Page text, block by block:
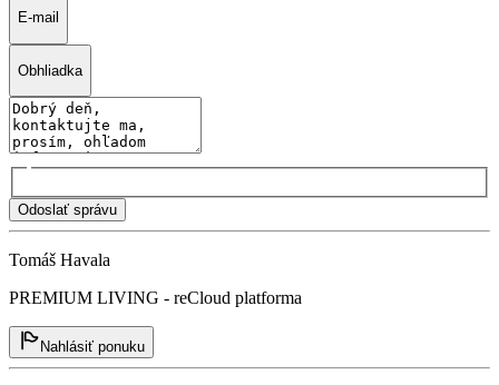
E-mail
Obhliadka
Odoslať správu
Tomáš Havala
PREMIUM LIVING - reCloud platforma
Nahlásiť ponuku